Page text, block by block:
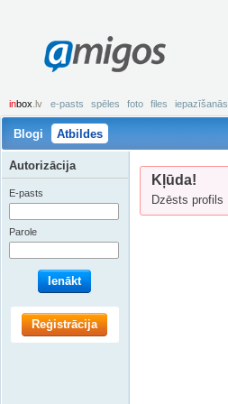
amigos
inbox .lv e-pasts spēles foto files iepazīšanās
Blogi Atbildes
Kļūda!
Dzēsts profils
Autorizācija
E-pasts
Parole
Ienākt
Reģistrācija